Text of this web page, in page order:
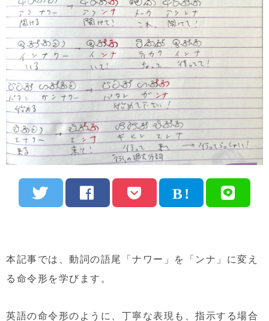
本記事では、動詞の語尾「ナワー」を「ンナ」に変え
る命令形を学びます。
英語の命令形のように、丁寧な表現も、指示する場合